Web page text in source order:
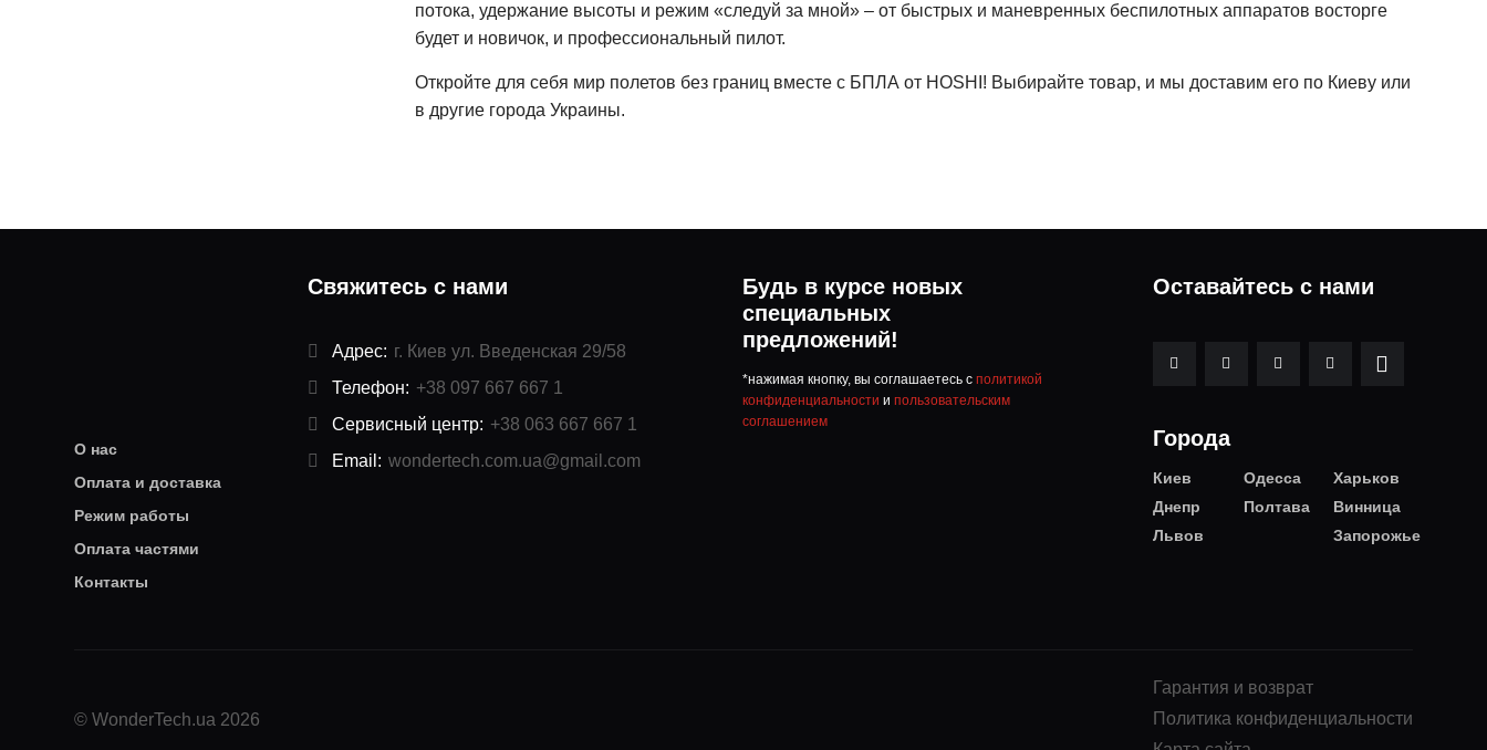
потока, удержание высоты и режим «следуй за мной» – от быстрых и маневренных беспилотных аппаратов восторге
будет и новичок, и профессиональный пилот.
Откройте для себя мир полетов без границ вместе с БПЛА от HOSHI! Выбирайте товар, и мы доставим его по Киеву или
в другие города Украины.
О нас
Оплата и доставка
Режим работы
Оплата частями
Контакты
Свяжитесь с нами
Адрес: г. Киев ул. Введенская 29/58
Телефон: +38 097 667 667 1
Сервисный центр: +38 063 667 667 1
Email: wondertech.com.ua@gmail.com
Будь в курсе новых
специальных
предложений!
*нажимая кнопку, вы соглашаетесь с политикой
конфиденциальности и пользовательским
соглашением
Оставайтесь с нами
Города
Киев Одесса
Харьков
Днепр
Полтава
Винница
Львов
Запорожье
© WonderTech.ua 2026
Гарантия и возврат
Политика конфиденциальности